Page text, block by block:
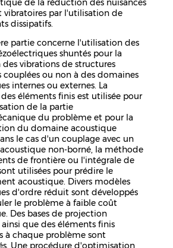
de la réduction des nuisances
vibratoires par l'utilisation de
dissipatifs.
partie concerne l'utilisation des
shuntés pour la
vibrations de structures
couplées ou non à des domaines
internes ou externes. La
éléments finis est utilisée pour
de la partie
du problème et pour la
du domaine acoustique
le cas d'un couplage avec un
non-borné, la méthode
de frontière ou l'intégrale de
utilisées pour prédire le
acoustique. Divers modèles
d'ordre réduit sont développés
le problème à faible coût
Des bases de projection
que des éléments finis
à chaque problème sont
Une procédure d'optimisation